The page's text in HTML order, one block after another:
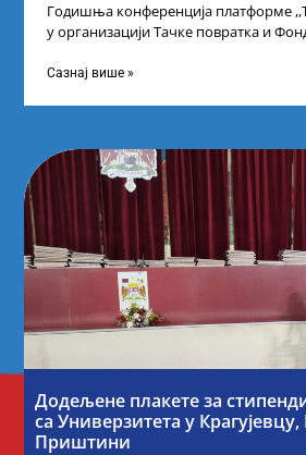
Годишња конференција платформе
у организацији Тачке повратка и
Сазнај више »
Додељене плакете за
са Универзитета у
Приштини